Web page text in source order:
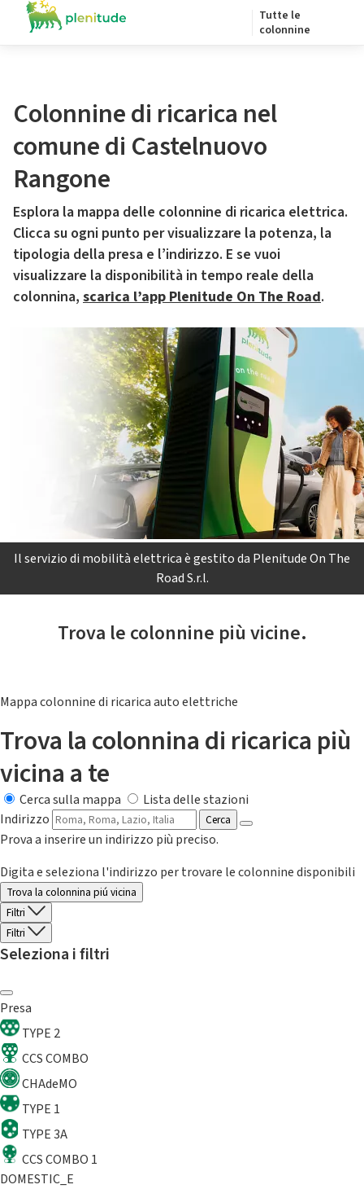
Tutte le
colonnine
Colonnine di ricarica nel
comune di Castelnuovo
Rangone
Esplora la mappa delle colonnine di ricarica elettrica.
Clicca su ogni punto per visualizzare la potenza, la
tipologia della presa e l’indirizzo. E se vuoi
visualizzare la disponibilità in tempo reale della
colonnina, scarica l’app Plenitude On The Road.
Il servizio di mobilità elettrica è gestito da Plenitude On The
Road S.r.l.
Trova le colonnine più vicine.
Mappa colonnine di ricarica auto elettriche
Trova la colonnina di ricarica più
vicina a te
Cerca sulla mappa
Lista delle stazioni
Indirizzo
Cerca
Prova a inserire un indirizzo più preciso.
Digita e seleziona l'indirizzo per trovare le colonnine disponibili
Trova la colonnina piú vicina
Filtri
Filtri
Seleziona i filtri
Presa
TYPE 2
CCS COMBO
CHAdeMO
TYPE 1
TYPE 3A
CCS COMBO 1
DOMESTIC_E